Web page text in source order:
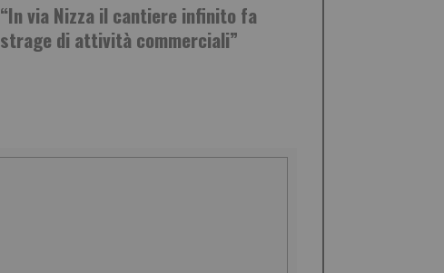
“In via Nizza il cantiere infinito fa
strage di attività commerciali”